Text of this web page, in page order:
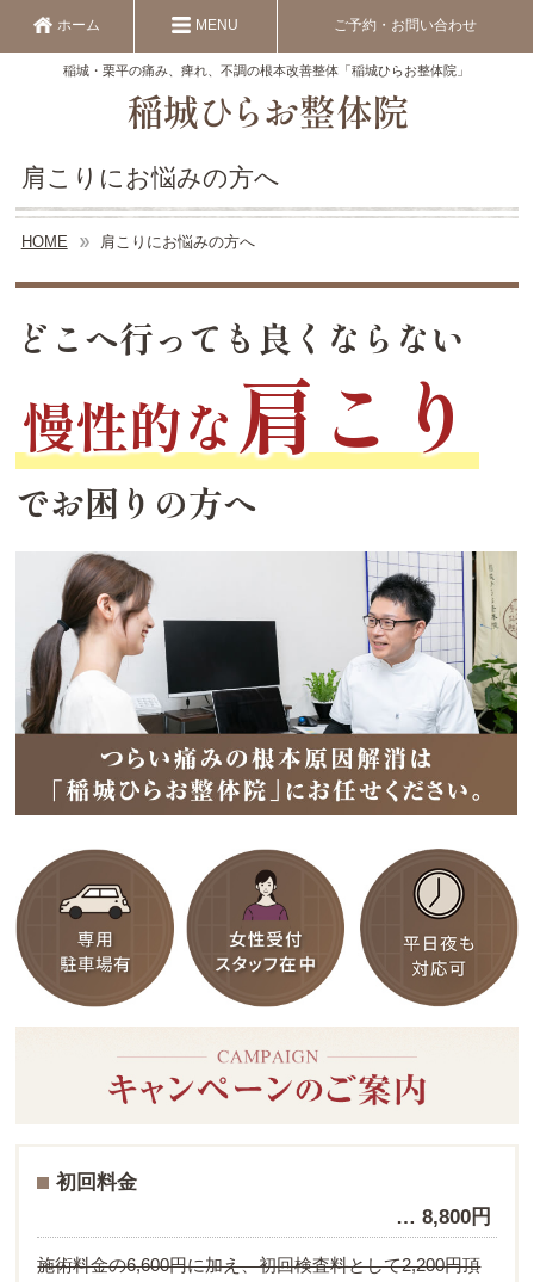
稲城・栗平の痛み、痺れ、不調の根本改善整体「稲城ひらお整体院」
ホーム ご予約・お問い合わせ
MENU
肩こりにお悩みの方へ
HOME 肩こりにお悩みの方へ
どこへ行っても良くならない
慢性的な 肩こり
でお困りの方へ
初回料金
… 8,800円
施術料金の6,600円に加え、初回検査料として2,200円頂